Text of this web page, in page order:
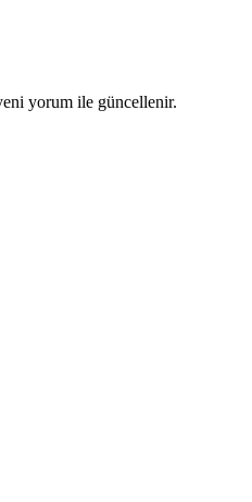
yorum ile güncellenir.